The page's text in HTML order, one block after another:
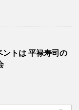
トは 平禄寿司の